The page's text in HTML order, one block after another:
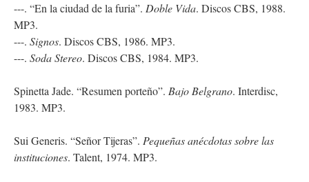
---. “En la ciudad de la furia”. Doble Vida. Discos CBS, 1988.
MP3.
---. Signos. Discos CBS, 1986. MP3.
---. Soda Stereo. Discos CBS, 1984. MP3.
Spinetta Jade. “Resumen porteño”. Bajo Belgrano. Interdisc,
1983. MP3.
Sui Generis. “Señor Tijeras”. Pequeñas anécdotas sobre las
instituciones. Talent, 1974. MP3.